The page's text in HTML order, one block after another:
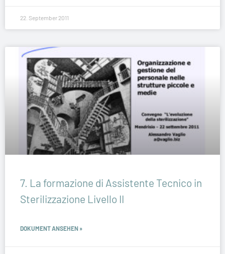
22. September 2011
7. La formazione di Assistente Tecnico in
Sterilizzazione Livello II
DOKUMENT ANSEHEN »